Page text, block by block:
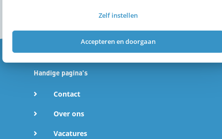
Zelf instellen
Accepteren en doorgaan
a
t
Handige pagina's
Contact
Over ons
Vacatures